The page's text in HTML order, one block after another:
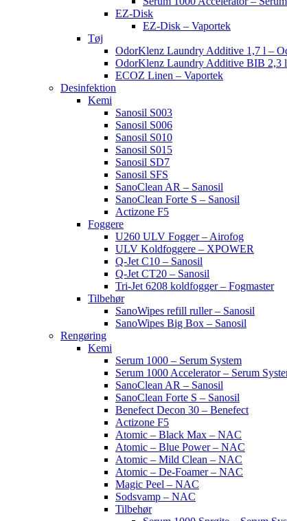
EZ-Disk
EZ-Disk – Vaportek
Tøj
OdorKlenz Laundry Additive 1,7 l –
OdorKlenz Laundry Additive BIB 2,3
ECOZ Linen – Vaportek
Desinfektion
Kemi
Sanosil S003
Sanosil S006
Sanosil S010
Sanosil S015
Sanosil SD7
Sanosil SFS
SanoClean AR – Sanosil
SanoClean Forte S – Sanosil
Actizone F5
Foggere
U260 ULV Fogger – Airofog
ULV Koldfoggere – XPOWER
Q-Jet C10 – Sanosil
Q-Jet CT20 – Sanosil
Tri-Jet 6208 koldfogger – Fogmaster
Tilbehør
SanoWipes refill ruller – Sanosil
SanoWipes Big Box – Sanosil
Rengøring
Kemi
Serum 1000 – Serum System
Serum 1000 Accelerator – Serum
SanoClean AR – Sanosil
SanoClean Forte S – Sanosil
Benefect Decon 30 – Benefect
Actizone F5
Atomic – Black Max – NAC
Atomic – Blue Power – NAC
Atomic – Mild Clean – NAC
Atomic – De-Foamer – NAC
Magic Peel – NAC
Sodsvamp – NAC
Tilbehør